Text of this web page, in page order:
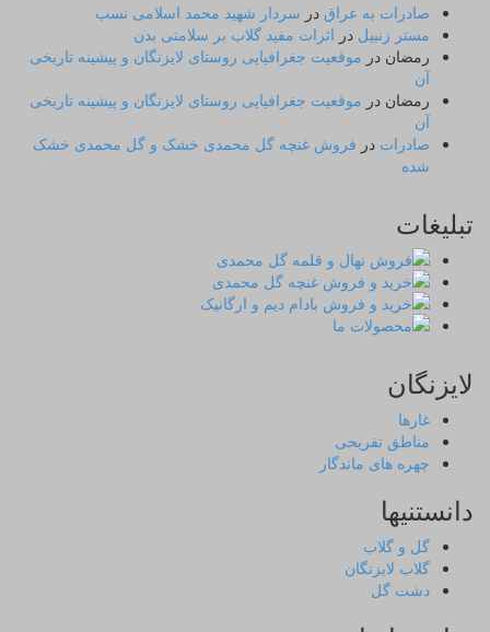
صادرات به عراق در سردار شهید محمد اسلامی نسب
مستر زنبیل در اثرات مفید گلاب بر سلامتی بدن
رمضان در موقعیت جغرافیایی روستای لایزنگان و پیشینه تاریخی
آن
رمضان در موقعیت جغرافیایی روستای لایزنگان و پیشینه تاریخی
آن
صادرات در فروش غنچه گل محمدی خشک و گل محمدی خشک
شده
تبلیغات
لایزنگان
غارها
مناطق تفریحی
چهره های ماندگار
دانستنیها
گل و گلاب
گلاب لایزنگان
دشت گل